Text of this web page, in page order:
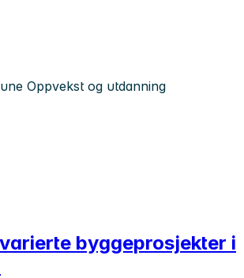
Oppvekst og utdanning
byggeprosjekter i